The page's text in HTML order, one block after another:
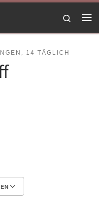
Search
14 TÄGLICH